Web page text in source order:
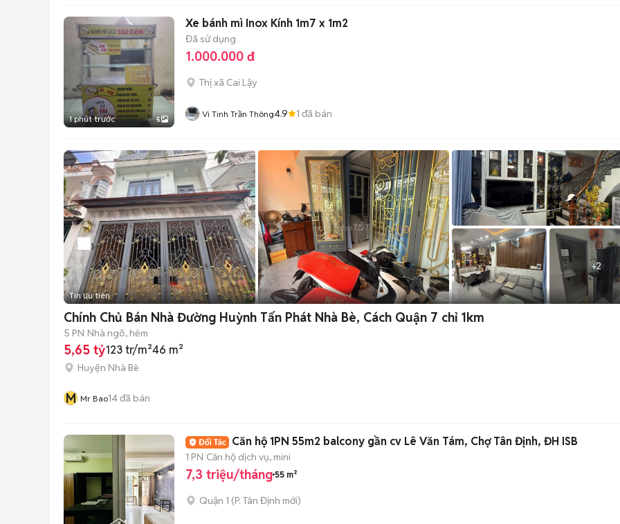
1 phút trước 5
Xe bánh mì Inox Kính 1m7 x 1m2
Đã sử dụng
1.000.000 đ
Thị xã Cai Lậy
Vi Tinh Trần Thông4.9 1 đã bán
+2
Tin ưu tiên
Chính Chủ Bán Nhà Đường Huỳnh Tấn Phát Nhà Bè, Cách Quận 7 chỉ 1km
5 PN Nhà ngõ, hẻm
5,65 tỷ123 tr/m²46 m²
Huyện Nhà Bè
M Mr Bao14đã bán
Căn hộ 1PN 55m2 balcony gần cv Lê Văn Tám, Chợ Tân Định, ĐH ISB
1 PN Căn hộ dịch vụ, mini
7,3 triệu/tháng 55 m²
Quận 1 (P. Tân Định mới)